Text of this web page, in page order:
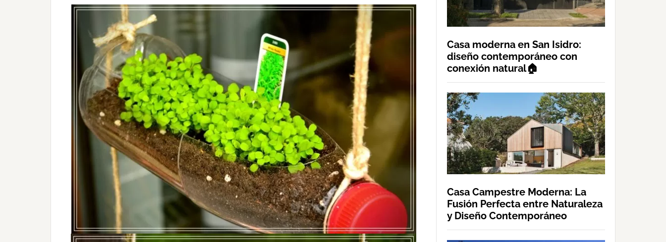
Casa moderna en San Isidro:
diseño contemporáneo con
conexión natural🏠
Casa Campestre Moderna: La
Fusión Perfecta entre Naturaleza
y Diseño Contemporáneo